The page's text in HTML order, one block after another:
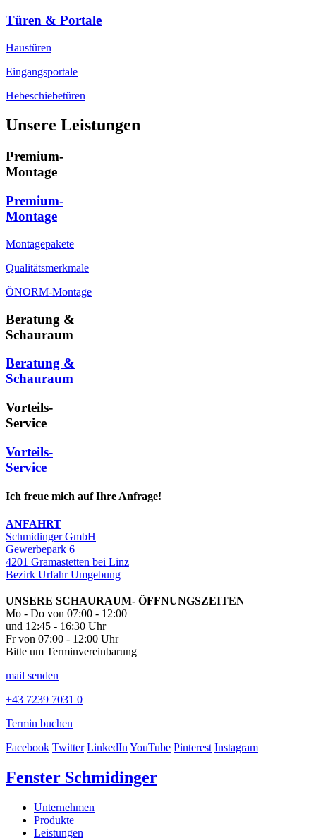
Türen & Portale
Haustüren
Eingangsportale
Hebeschiebetüren
Unsere Leistungen
Premium-
Montage
Premium-
Montage
Montagepakete
Qualitätsmerkmale
ÖNORM-Montage
Beratung &
Schauraum
Beratung &
Schauraum
Vorteils-
Service
Vorteils-
Service
Ich freue mich auf Ihre Anfrage!
ANFAHRT
Schmidinger GmbH
Gewerbepark 6
4201 Gramastetten bei Linz
Bezirk Urfahr Umgebung
UNSERE SCHAURAUM- ÖFFNUNGSZEITEN
Mo - Do von 07:00 - 12:00
und 12:45 - 16:30 Uhr
Fr von 07:00 - 12:00 Uhr
Bitte um Terminvereinbarung
mail senden
+43 7239 7031 0
Termin buchen
Facebook Twitter LinkedInYouTube Pinterest Instagram
Fenster Schmidinger
Unternehmen
Produkte
Leistungen